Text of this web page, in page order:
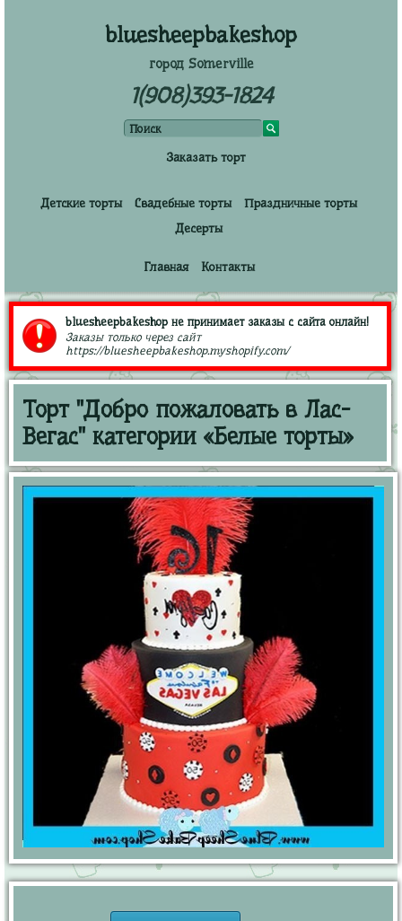
bluesheepbakeshop
город Somerville
1(908)393-1824
Заказать торт
Детские торты Свадебные торты
Праздничные торты
Десерты
Главная Контакты
bluesheepbakeshop не принимает заказы с сайта онлайн!
Заказы только через сайт
https://bluesheepbakeshop.myshopify.com/
Торт "Добро пожаловать в Лас-
Вегас" категории «Белые торты»